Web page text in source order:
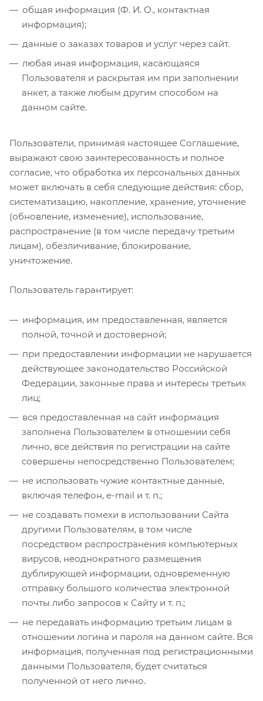
общая информация (Ф. И. О., контактная
информация);
данные о заказах товаров и услуг через сайт.
любая иная информация, касающаяся
Пользователя и раскрытая им при заполнении
анкет, а также любым другим способом на
данном сайте.
Пользователи, принимая настоящее Соглашение,
выражают свою заинтересованность и полное
согласие, что обработка их персональных данных
может включать в себя следующие действия: сбор,
систематизацию, накопление, хранение, уточнение
(обновление, изменение), использование,
распространение (в том числе передачу третьим
лицам), обезличивание, блокирование,
уничтожение.
Пользователь гарантирует:
информация, им предоставленная, является
полной, точной и достоверной;
при предоставлении информации не нарушается
действующее законодательство Российской
Федерации, законные права и интересы третьих
лиц;
вся предоставленная на сайт информация
заполнена Пользователем в отношении себя
лично, все действия по регистрации на сайте
совершены непосредственно Пользователем;
не использовать чужие контактные данные,
включая телефон, e-mail и т. п.;
не создавать помехи в использовании Сайта
другими Пользователям, в том числе
посредством распространения компьютерных
вирусов, неоднократного размещения
дублирующей информации, одновременную
отправку большого количества электронной
почты либо запросов к Сайту и т. п.;
не передавать информацию третьим лицам в
отношении логина и пароля на данном сайте. Вся
информация, полученная под регистрационными
данными Пользователя, будет считаться
полученной от него лично.